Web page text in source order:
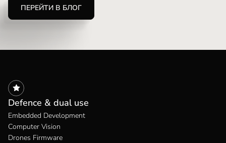
ПЕРЕЙТИ В БЛОГ
Defence & dual use
Embedded Development
Computer Vision
Drones Firmware